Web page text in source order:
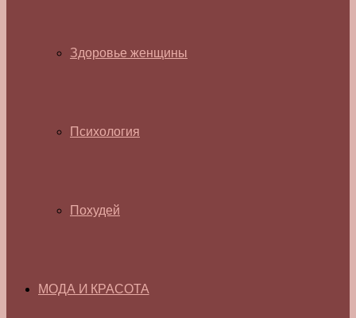
Здоровье женщины
Психология
Похудей
МОДА И КРАСОТА